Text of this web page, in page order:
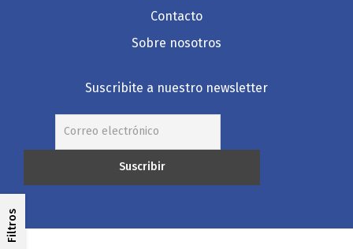
Filtros
Contacto
Sobre nosotros
Suscribite a nuestro newsletter